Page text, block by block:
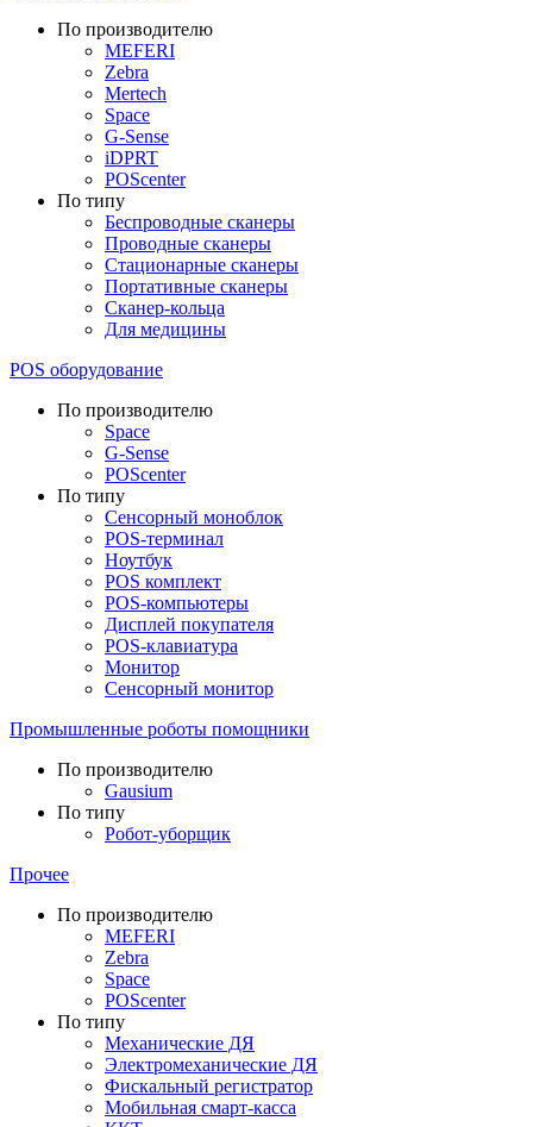
По производителю
MEFERI
Zebra
Mertech
Space
G-Sense
iDPRT
POScenter
По типу
Беспроводные сканеры
Проводные сканеры
Стационарные сканеры
Портативные сканеры
Сканер-кольца
Для медицины
POS оборудование
По производителю
Space
G-Sense
POScenter
По типу
Сенсорный моноблок
POS-терминал
Ноутбук
POS комплект
POS-компьютеры
Дисплей покупателя
POS-клавиатура
Монитор
Сенсорный монитор
Промышленные роботы помощники
По производителю
Gausium
По типу
Робот-уборщик
Прочее
По производителю
MEFERI
Zebra
Space
POScenter
По типу
Механические ДЯ
Электромеханические ДЯ
Фискальный регистратор
Мобильная смарт-касса